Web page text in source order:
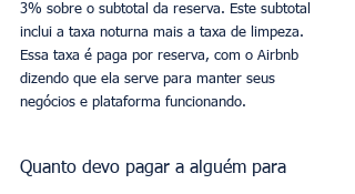
3% sobre o subtotal da reserva. Este subtotal
inclui a taxa noturna mais a taxa de limpeza.
Essa taxa é paga por reserva, com o Airbnb
dizendo que ela serve para manter seus
negócios e plataforma funcionando.
Quanto devo pagar a alguém para